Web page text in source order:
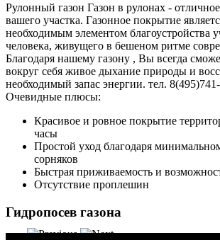
Рулонный газон Газон в рулонах -
вашего участка. Газонное покрытие
необходимым элементом благоустройства
человека, живущего в бешеном ритме
Благодаря нашему газону , Вы всегда
вокруг себя живое дыхание природы и
необходимый запас энергии. тел.
Очевидные плюсы:
Красивое и ровное покрытие
часы
Простой уход благодаря
сорняков
Быстрая приживаемость и
Отсутствие проплешин
Гидропосев газона